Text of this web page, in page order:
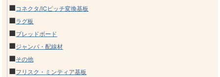
■コネクタ/ICピッチ変換基板
■ラグ板
■ブレッドボード
■ジャンパ・配線材
■その他
■フリスク・ミンティア基板